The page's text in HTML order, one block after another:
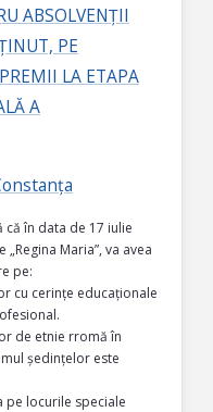
ABSOLVENȚII
PE
LA ETAPA
A
că în data de 17 iulie
Maria”, va avea
pe:
cu cerințe educaționale
de etnie rromă în
ședințelor este
pe locurile speciale